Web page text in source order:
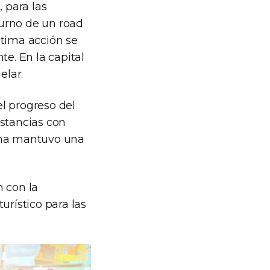
para las
de un road
acción se
En la capital
progreso del
con
mantuvo una
con la
para las